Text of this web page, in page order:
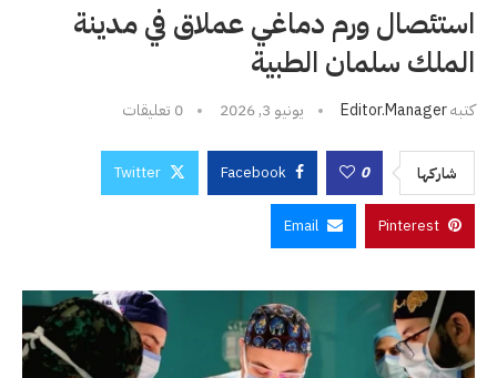
استئصال ورم دماغي عملاق في مدينة
الملك سلمان الطبية
كتبهEditor.manager يونيو 3, 2026 0 تعليقات
شاركها 0
Facebook
Twitter
Pinterest
Email